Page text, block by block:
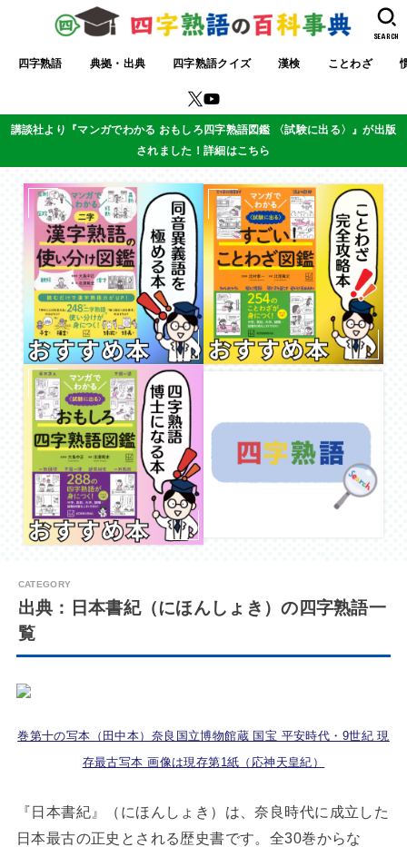
四字熟語 典拠・出典 四字熟語クイズ 漢検 ことわざ
SEARCH
講談社より『マンガでわかる おもしろ四字熟語図鑑 〈試験に出る〉』が出版
されました！詳細はこちら
出典：日本書紀（にほんしょき）の四字熟語一
覧
巻第十の写本（田中本）奈良国立博物館蔵 国宝 平安時代・9世紀 現
存最古写本 画像は現存第1紙（応神天皇紀）
『日本書紀』（にほんしょき）は、奈良時代に成立した
日本最古の正史とされる歴史書です。全30巻からな